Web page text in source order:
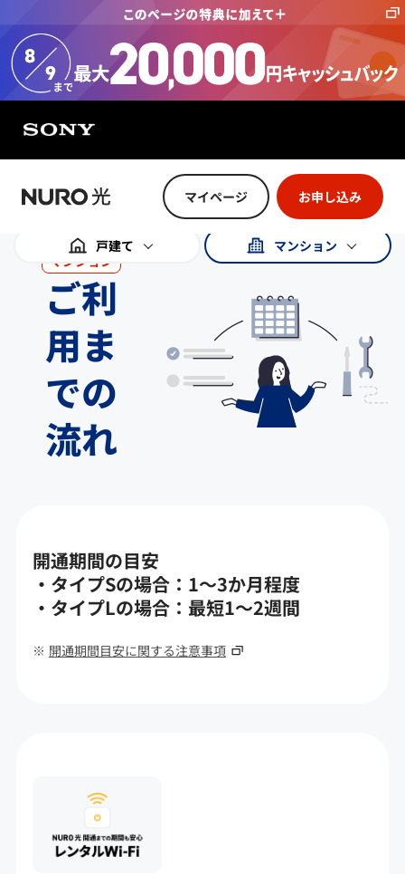
マイページ お申し込み
戸建て マンション
特に注記のない限り、記載の金額は全て税込金額です。
マンション
ご利
用ま
での
流れ
開通期間の目安
・タイプSの場合：1～3か月程度
・タイプLの場合：最短1～2週間
開通期間目安に関する注意事項